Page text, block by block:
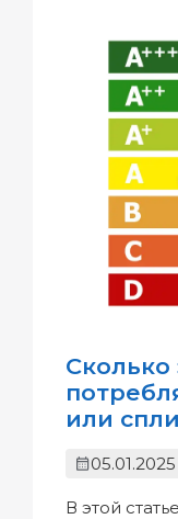
Сколько
или
05.01.2025
В этой